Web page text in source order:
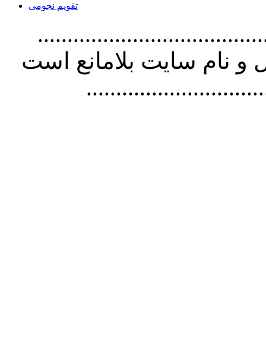
تقویم نجومی
استفاده از
نام سايت بلامانع است